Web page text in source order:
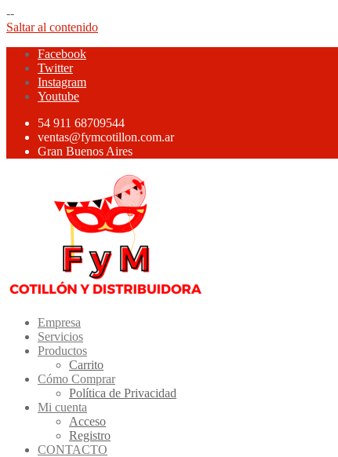
--
Saltar al contenido
Facebook
Twitter
Instagram
Youtube
54 911 68709544
ventas@fymcotillon.com.ar
Gran Buenos Aires
Empresa
Servicios
Productos
Carrito
Cómo Comprar
Política de Privacidad
Mi cuenta
Acceso
Registro
CONTACTO